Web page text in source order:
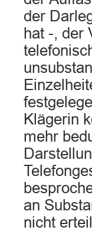
der
hat -, der
Klägerin
mehr
an
nicht